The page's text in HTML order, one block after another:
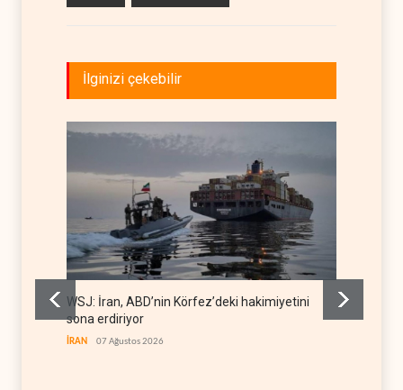
İlginizi çekebilir
WSJ: İran, ABD’nin Körfez’deki hakimiyetini
sona erdiriyor
İRAN 07 Ağustos 2026